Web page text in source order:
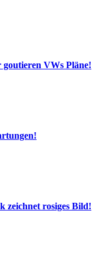
VWs Pläne!
zeichnet rosiges Bild!